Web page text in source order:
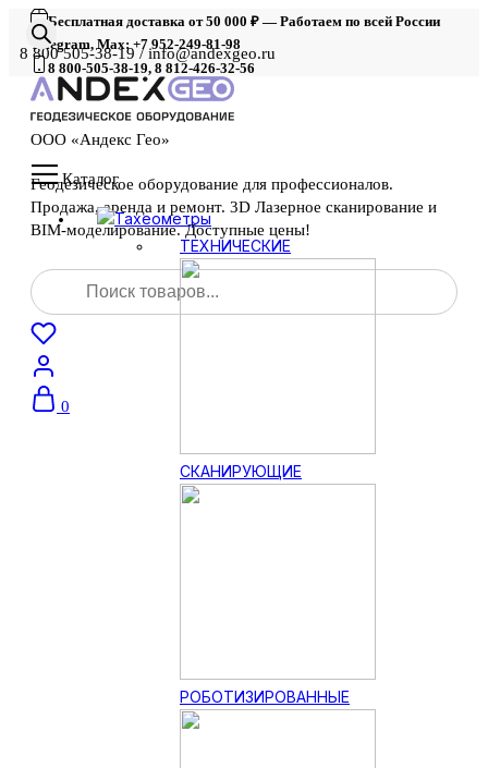
Бесплатная доставка от 50 000 ₽ — Работаем по всей России
Telegram, Max: +7 952-249-81-98
8 800-505-38-19, 8 812-426-32-56
8 800 505-38-19 / info@andexgeo.ru
ООО «Андекс Гео»
Геодезическое оборудование для профессионалов.
Продажа, аренда и ремонт. 3D Лазерное сканирование и
BIM-моделирование. Доступные цены!
Поиск
товаров
0
Каталог
Тахеометры
ТЕХНИЧЕСКИЕ
СКАНИРУЮЩИЕ
РОБОТИЗИРОВАННЫЕ